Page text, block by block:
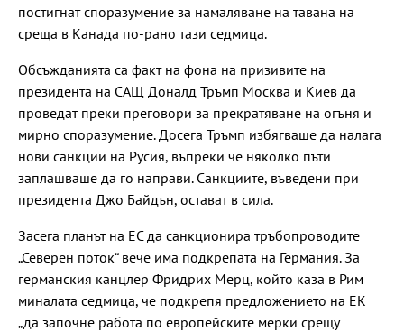
постигнат споразумение за намаляване на тавана на
среща в Канада по-рано тази седмица.
Обсъжданията са факт на фона на призивите на
президента на САЩ Доналд Тръмп Москва и Киев да
проведат преки преговори за прекратяване на огъня и
мирно споразумение. Досега Тръмп избягваше да налага
нови санкции на Русия, въпреки че няколко пъти
заплашваше да го направи. Санкциите, въведени при
президента Джо Байдън, остават в сила.
Засега планът на ЕС да санкционира тръбопроводите
„Северен поток“ вече има подкрепата на Германия. За
германския канцлер Фридрих Мерц, който каза в Рим
миналата седмица, че подкрепя предложението на ЕК
„да започне работа по европейските мерки срещу